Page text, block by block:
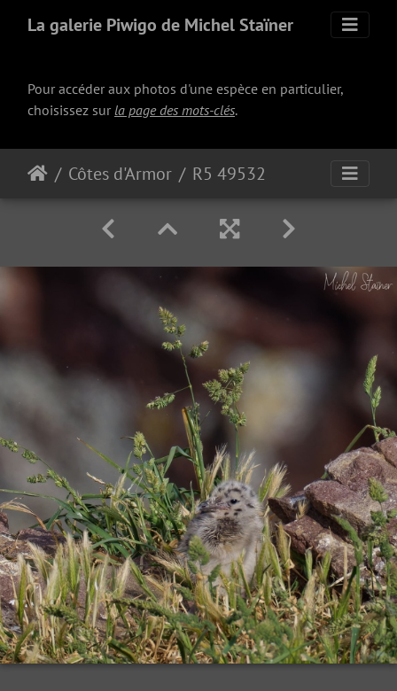
La galerie Piwigo de Michel Staïner
Pour accéder aux photos d'une espèce en particulier,
choisissez surla page des mots-clés.
Côtes d'Armor R5 49532